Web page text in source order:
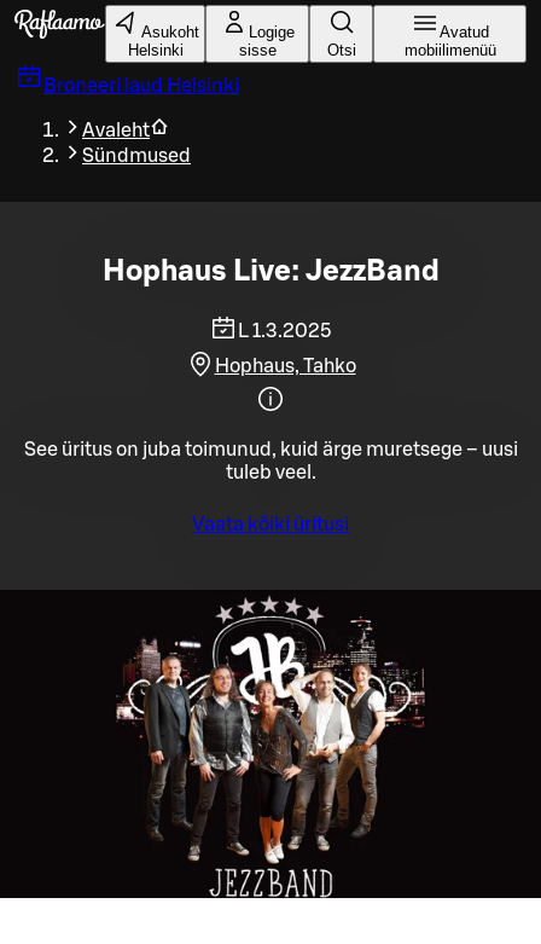
Liigu peamise sisu juurde
Asukoht
Helsinki
Logige
sisse
Otsi
Avatud
mobiilimenüü
Broneeri laud Helsinki
Avaleht
Sündmused
Hophaus Live: JezzBand
L 1.3.2025
Hophaus, Tahko
See üritus on juba toimunud, kuid ärge muretsege – uusi
tuleb veel.
Vaata kõiki üritusi